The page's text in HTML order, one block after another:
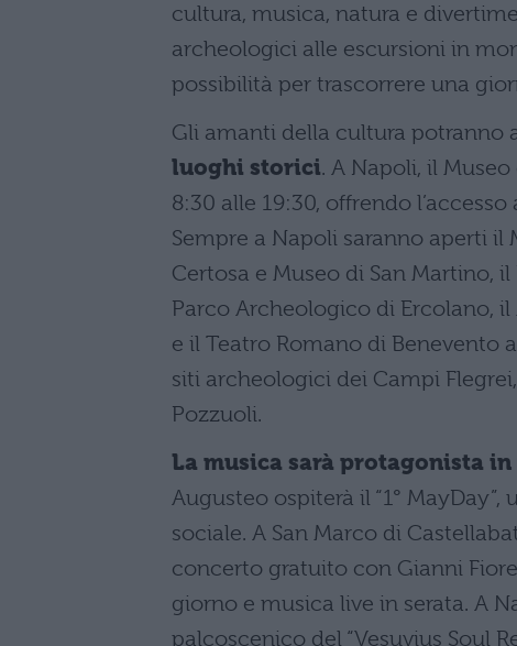
cultura, musica, natura e
archeologici alle escursioni in
possibilità per trascorrere una
Gli amanti della cultura potranno
luoghi storici. A Napoli, il
8:30 alle 19:30, offrendo
Sempre a Napoli saranno aperti il
Certosa e Museo di San Martino,
Parco Archeologico di Ercolano,
e il Teatro Romano di Benevento
siti archeologici dei Campi
Pozzuoli.
La musica sarà protagonista
Augusteo ospiterà il “1°
sociale. A San Marco di
concerto gratuito con Gianni
giorno e musica live in serata. A
palcoscenico del “Vesuvius Soul